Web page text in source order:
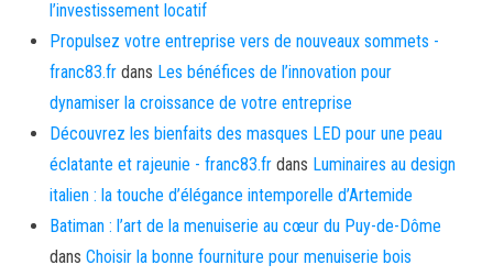
l’investissement locatif
Propulsez votre entreprise vers de nouveaux sommets -
franc83.fr dans Les bénéfices de l’innovation pour
dynamiser la croissance de votre entreprise
Découvrez les bienfaits des masques LED pour une peau
éclatante et rajeunie - franc83.fr dans Luminaires au design
italien : la touche d’élégance intemporelle d’Artemide
Batiman : l’art de la menuiserie au cœur du Puy-de-Dôme
dans Choisir la bonne fourniture pour menuiserie bois